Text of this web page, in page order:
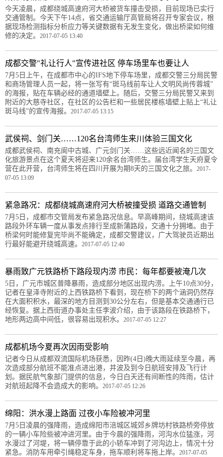
今天凌晨，成都绕城高速府河大桥被货车撞击受损，目前现场已实行
交通管制。今天下午14点，省交通运输厅高管局将召开专家会议，根
据现场检测指标分析应力等关键数据有无发生变化，做出桥梁如何维
修的决定。 2017-07-05 13:40
成都交警"礼让行人"宣传进社区 停车场里车也要让人
7月5日上午，在成都市中心的IFS地下停车场里，成都交警三分局民警
和商场管理人员一起，将一张写有“斑马线前车让人文明风尚传蓉城”
的海报，贴在车辆必经的通道墙壁上。随后，交警三分局民警又来到
附近的大慈寺社区，在社区的公告栏和一些居民楼栋墙壁上贴上“礼让
斑马线”的宣传海报。 2017-07-05 13:15
武侯祠、剑门关……120名台湾师生来川体验三国文化
成都武侯祠、南充阆中古城、广元剑门关……这些远近闻名的三国文
化旅游景点在这个夏天将迎来120余名台湾师生。届台湾学生天府夏令
营在此开营，台湾师生将在四川开展为期8天的三国文化之旅。 2017-
07-05 13:09
紧急路况：成都绕城高速府河大桥被撞受损 道路交通管制
7月5日，成都市交管局发布紧急路况信息。早高峰期间，绕城高速该
路段外环车辆一度从事发点排行至成新蒲路段，交通十分拥堵。由于
桥梁何时能修复完毕尚不能确定，成都交警建议，广大驾驶员近期出
行最好能避开绕城高速。 2017-07-05 12:40
暴雨致广元铁路桥下路段现内涝 市民：每年都要被淹几次
5日，广元市城区普降暴雨，造成部分地区出现内涝。上午10点30分，
记者在皇泽寺附近的上西铁路桥下看到，现在桥下的两个涵洞仍然存
在大面积积水，最深的地方目测到30公分左右，但是基本交通通行已
经恢复。据上西街道办事处主任李波介绍，由于该路段在铁路桥下，
地形两边高中间低，很容易出现积水。 2017-07-05 12:27
成都机场今夏再次因雨受影响
记者今日从成都双流国际机场获悉，因昨(4日)晚大雨延续至今晨，再
次造成部分航班不能准点进出港，并波及到今日航班安排及飞行计
划。据民航气象部门提供的信息，今日白天还有间断性的阵雨，估计
对航班起降不会造成大的影响。 2017-07-05 12:26
绵阳：洪水漫上路面 过夜小车险被冲河里
7月5日凌晨的强降雨，造成绵阳市涪城区城郊乡牌坊村铁路桥旁停放
的一辆小车险些被冲进河里。由于今晨的强降雨，河沟水位猛涨，河
水漫过了河堤，将一辆停靠于此的小轿车冲到了河沟边上，情况十分
紧急。消防车用牵引绳稳定车身，拖车顺利将车拖上岸。 2017-07-05